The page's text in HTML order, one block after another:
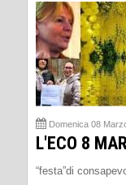
Domenica 08
L'ECO 8
“festa”di